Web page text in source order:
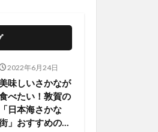
2022年6月24日
味しいさかなが
べたい！敦賀の
「日本海さかな
」おすすめのお